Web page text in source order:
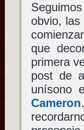
obvio,
que
primera
post de
unísono
Cameron